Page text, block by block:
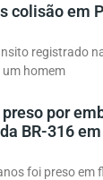
colisão em
registrado
homem
por
BR-316
foi preso